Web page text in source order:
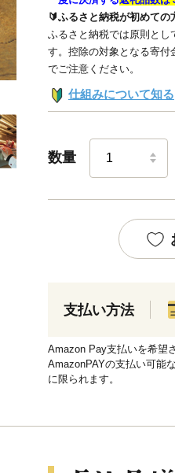
🔰ふるさと納税が初めて
ふるさと納税では原則とし
す。控除の対象となる寄付
でご注意ください。
仕組みについて知る
数量
支払い方法
Amazon Pay支払いを希望
AmazonPAYの支払い可能
に限られます。